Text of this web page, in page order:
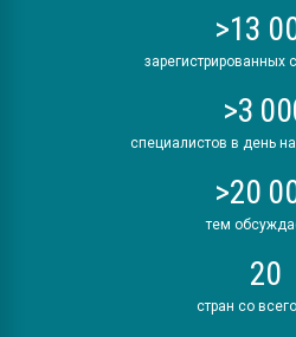
>13
зарегистрированных
>3
специалистов в день
>20
тем
20
стран со